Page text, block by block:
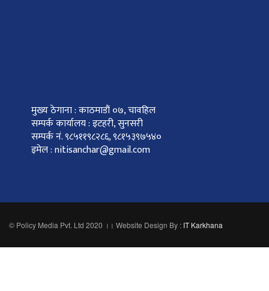
मुख्य ठेगाना : काठमाडौं ०७, चावहिल
सम्पर्क कार्यालय : इटहरी, सुनसरी
सम्पर्क नं. ९८५११९८२८६, ९८१५३९७५४०
इमेल : nitisanchar@gmail.com
© Policy Media Pvt. Ltd 2020 ।। Website Design By : IT Karkhana